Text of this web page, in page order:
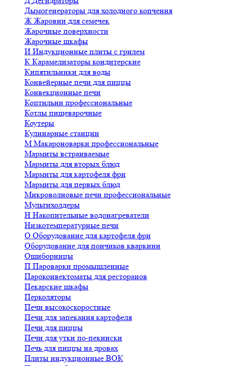
Дымогенераторы для холодного копчения
ЖЖаровни для семечек
Жарочные поверхности
Жарочные шкафы
И Индукционные плиты с грилем
К Карамелизаторы кондитерские
Кипятильники для воды
Конвейерные печи для пиццы
Конвекционные печи
Коптильни профессиональные
Котлы пищеварочные
Коутеры
Кулинарные станции
М Макароноварки профессиональные
Мармиты встраиваемые
Мармиты для вторых блюд
Мармиты для картофеля фри
Мармиты для первых блюд
Микроволновые печи профессиональные
Мультихолдеры
Н Накопительные водонагреватели
Низкотемпературные печи
О Оборудование для картофеля фри
Оборудование для пончиков кваркини
Ошиборницы
П Пароварки промышленные
Пароконвектоматы для ресторанов
Пекарские шкафы
Перколяторы
Печи высокоскоростные
Печи для запекания картофеля
Печи для пиццы
Печи для утки по-пекински
Печь для пиццы на дровах
Плиты индукционные ВОК